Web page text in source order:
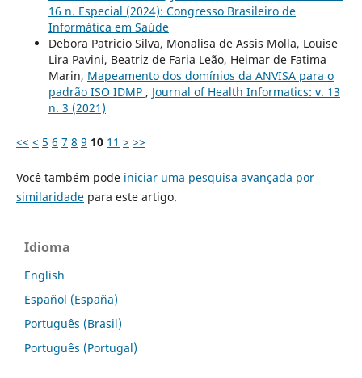
16 n. Especial (2024): Congresso Brasileiro de
Informática em Saúde
Debora Patricio Silva, Monalisa de Assis Molla, Louise
Lira Pavini, Beatriz de Faria Leão, Heimar de Fatima
Marin, Mapeamento dos domínios da ANVISA para o
padrão ISO IDMP , Journal of Health Informatics: v. 13
n. 3 (2021)
<< < 5 6 7 8 9 10 11 > >>
Você também pode iniciar uma pesquisa avançada por
similaridadepara este artigo.
Idioma
English
Español (España)
Português (Brasil)
Português (Portugal)